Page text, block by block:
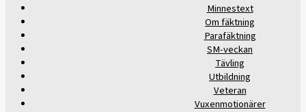
Minnestext
Om fäktning
Parafäktning
SM-veckan
Tävling
Utbildning
Veteran
Vuxenmotionärer